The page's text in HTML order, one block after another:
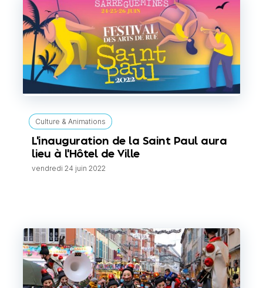
Culture & Animations
L'inauguration de la Saint Paul aura
lieu à l'Hôtel de Ville
vendredi 24 juin 2022